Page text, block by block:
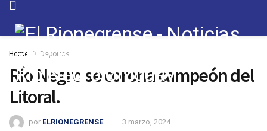
Home Deportes
Río Negro se corona campeón del
Litoral.
por ELRIONEGRENSE 3 marzo, 2024